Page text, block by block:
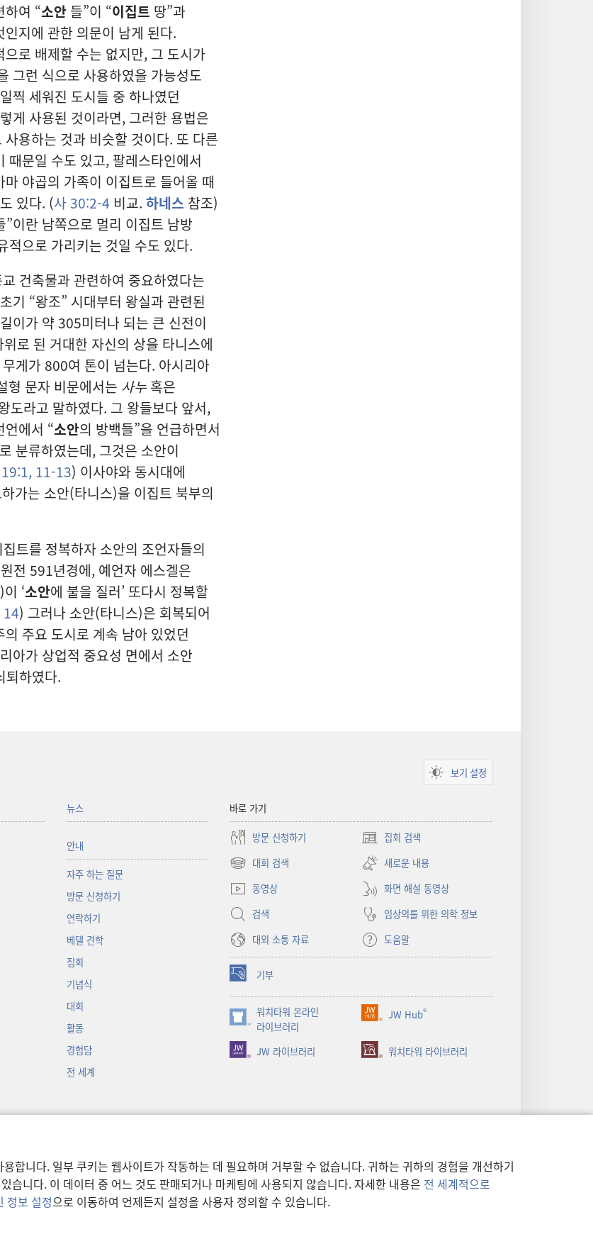
합니다. 일부 쿠키는 웹사이트가 작동하는 데 필요하며 거부할 수 없습니다. 귀하는 귀하의 경험을 개선하기
습니다. 이 데이터 중 어느 것도 판매되거나 마케팅에 사용되지 않습니다. 자세한 내용은 전 세계적으로
정보 설정으로 이동하여 언제든지 설정을 사용자 정의할 수 있습니다.
하여 “소안 들”이 “이집트 땅”과
지에 관한 의문이 남게 된다.
로 배제할 수는 없지만, 그 도시가
그런 식으로 사용하였을 가능성도
찍 세워진 도시들 중 하나였던
게 사용된 것이라면, 그러한 용법은
용하는 것과 비슷할 것이다. 또 다른
때문일 수도 있고, 팔레스타인에서
야곱의 가족이 이집트로 들어올 때
있다. (사 30:2-4 비교. 하네스 참조)
이란 남쪽으로 멀리 이집트 남방
적으로 가리키는 것일 수도 있다.
건축물과 관련하여 중요하였다는
기 “왕조” 시대부터 왕실과 관련된
이가 약 305미터나 되는 큰 신전이
로 된 거대한 자신의 상을 타니스에
게가 800여 톤이 넘는다. 아시리아
형 문자 비문에서는 사누혹은
도라고 말하였다. 그 왕들보다 앞서,
언에서 “소안의 방백들”을 언급하면서
분류하였는데, 그것은 소안이
11-13) 이사야와 동시대에
가는 소안(타니스)을 이집트 북부의
트를 정복하자 소안의 조언자들의
전 591년경에, 예언자 에스겔은
‘소안에 불을 질러’ 또다시 정복할
14) 그러나 소안(타니스)은 회복되어
주요 도시로 계속 남아 있었던
아가 상업적 중요성 면에서 소안
퇴하였다.
보기 설정
뉴스
안내
자주 하는 질문
방문 신청하기
연락하기
베델 견학
집회
기념식
대회
활동
경험담
전 세계
바로 가기
방문 신청하기 집회 검색
(새로운
창
열기)
대회 검색
(새로운
창
새로운 내용
동영상
화면 해설 동영상
검색
임상의를 위한 의학 정보
대외 소통 자료
도움말
기부
(새로운
창
열기)
워치타워 온라인
라이브러리
(새로운
창
열기)
JW Hub®
(새로운
열기)
JW 라이브러리 워치타워 라이브러리
and Tract Society of Pennsylvania. 이용 약관| 개인 정보 보호 정책 |개인 정보 보호 설정